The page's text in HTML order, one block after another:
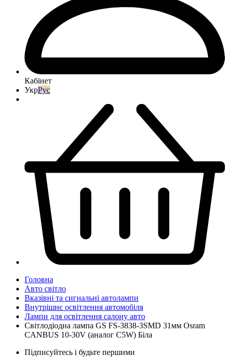
Кабінет
УкрРус
Головна
Авто світло
Вказівні та сигнальні автолампи
Внутрішнє освітлення автомобіля
Лампи для освітлення салону авто
Світлодіодна лампа GS FS-3838-3SMD 31мм Osram
CANBUS 10-30V (аналог C5W) Біла
Підписуйтесь і будьте першими